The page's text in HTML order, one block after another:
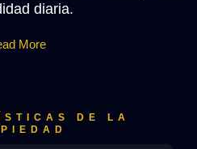
diaria.
More
DE LA